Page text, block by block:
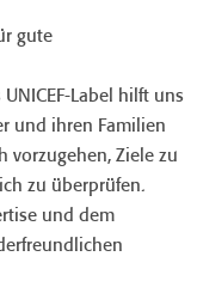
gute
Label hilft uns
und ihren Familien
vorzugehen, Ziele zu
zu überprüfen.
und dem